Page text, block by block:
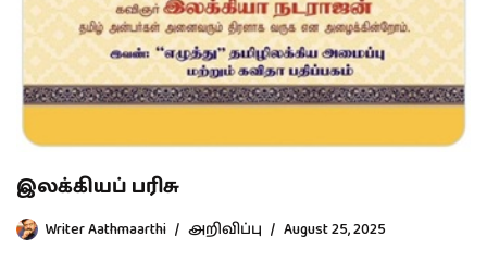
இலக்கியப் பரிசு
Writer Aathmaarthi அறிவிப்பு August 25, 2025